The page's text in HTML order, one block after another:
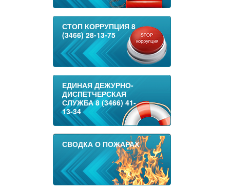
СТОП КОРРУПЦИЯ 8
(3466) 28-13-75
ЕДИНАЯ ДЕЖУРНО-
ДИСПЕТЧЕРСКАЯ
СЛУЖБА 8 (3466) 41-
13-34
СВОДКА О ПОЖАРАХ